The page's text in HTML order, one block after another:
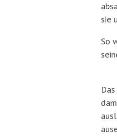
sie
So